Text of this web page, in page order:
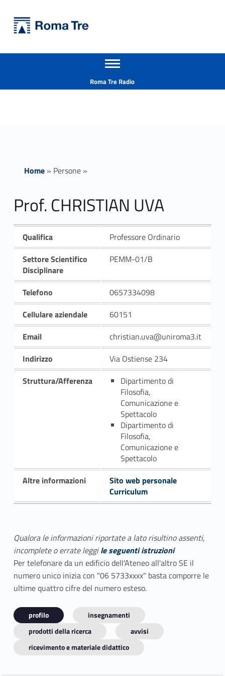
Prof. CHRISTIAN UVA - Università Roma Tre
Apri il menu secondario
Roma Tre Radio
Home» Persone»
Prof. CHRISTIAN UVA
Qualifica
Professore Ordinario
Settore Scientifico
Disciplinare
PEMM-01/B
Telefono
0657334098
Cellulare aziendale
60151
Email
christian.uva@uniroma3.it
Indirizzo
Via Ostiense 234
Struttura/Afferenza
Dipartimento di
Filosofia,
Comunicazione e
Spettacolo
Dipartimento di
Filosofia,
Comunicazione e
Spettacolo
Altre informazioni
Sito web personale
Curriculum
Qualora le informazioni riportate a lato risultino assenti,
incomplete o errate leggile seguenti istruzioni
Per telefonare da un edificio dell'Ateneo all'altro SE il
numero unico inizia con "06 5733xxxx" basta comporre le
ultime quattro cifre del numero esteso.
profilo
insegnamenti
prodotti della ricerca
avvisi
ricevimento e materiale didattico